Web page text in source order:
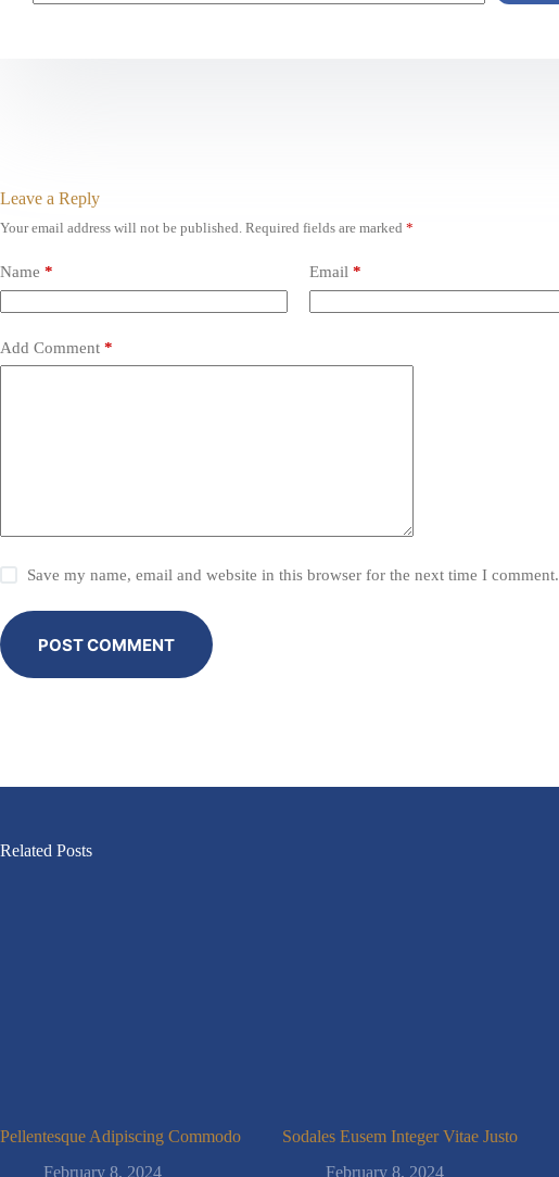
Leave a Reply
Your email address will not be published. Required fields are marked *
Name * Email *
Add Comment *
Save my name, email and website in this browser for the next time I comment.
POST COMMENT
Related Posts
Pellentesque Adipiscing Commodo
February 8, 2024
Sodales Eusem Integer Vitae Justo
February 8, 2024